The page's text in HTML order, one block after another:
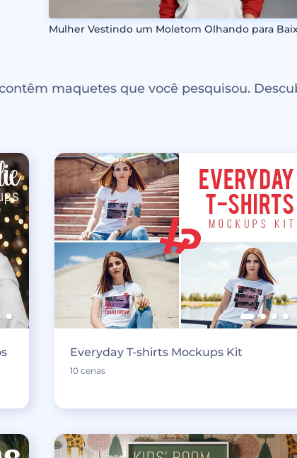
Mulher Vestindo um Moletom Olhando para
maquetes que você pesquisou.
Everyday T-shirts Mockups Kit
10 cenas